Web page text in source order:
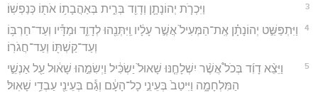
3 וַיִּכְרֹ֧ת יְהוֹנָתָ֛ן וְדָוִ֖ד בְּרִ֑ית בְּאַהֲבָת֥וֹ אֹת֖וֹ כְּנַפְשֽׁוֹ׃
4
וַיִּתְפַּשֵּׁ֣ט יְהוֹנָתָ֗ן אֶֽת־הַמְּעִיל֙ אֲשֶׁ֣ר עָלָ֔יו וַֽיִּתְּנֵ֖הוּ לְדָוִ֑ד וּמַדָּ֕יו וְעַד־חַרְבּ֥וֹ
וְעַד־קַשְׁתּ֖וֹ וְעַד־חֲגֹרֽוֹ׃
5
וַיֵּצֵ֨א דָוִ֜ד בְּכֹל֩ אֲשֶׁ֨ר יִשְׁלָחֶ֤נּוּ שָׁאוּל֙ יַשְׂכִּ֔יל וַיְשִׂמֵ֣הוּ שָׁא֔וּל עַ֖ל אַנְשֵׁ֣י
הַמִּלְחָמָ֑ה וַיִּיטַב֙ בְּעֵינֵ֣י כָל־הָעָ֔ם וְגַ֕ם בְּעֵינֵ֖י עַבְדֵ֥י שָׁאֽוּל׃